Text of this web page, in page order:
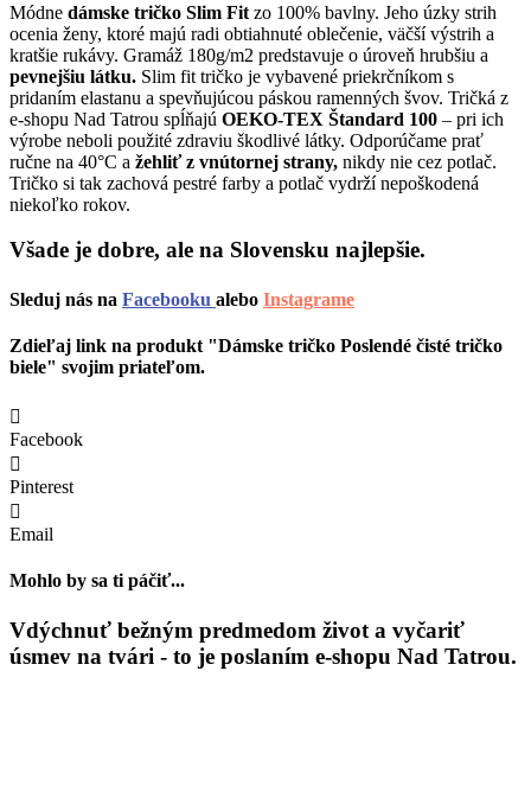
Módne dámske tričko Slim Fit zo 100% bavlny. Jeho úzky strih
ocenia ženy, ktoré majú radi obtiahnuté oblečenie, väčší výstrih a
kratšie rukávy. Gramáž 180g/m2 predstavuje o úroveň hrubšiu a
pevnejšiu látku. Slim fit tričko je vybavené priekrčníkom s
pridaním elastanu a spevňujúcou páskou ramenných švov. Tričká z
e-shopu Nad Tatrou spĺňajú OEKO-TEX Štandard 100 – pri ich
výrobe neboli použité zdraviu škodlivé látky. Odporúčame prať
ručne na 40°C a žehliť z vnútornej strany, nikdy nie cez potlač.
Tričko si tak zachová pestré farby a potlač vydrží nepoškodená
niekoľko rokov.
Všade je dobre, ale na Slovensku najlepšie.
Sleduj nás na Facebooku alebo Instagrame
Zdieľaj link na produkt "Dámske tričko Poslendé čisté tričko
biele" svojim priateľom.
Facebook
Pinterest
Email
Mohlo by sa ti páčiť...
Vdýchnuť bežným predmedom život a vyčariť
úsmev na tvári - to je poslaním e-shopu Nad Tatrou.